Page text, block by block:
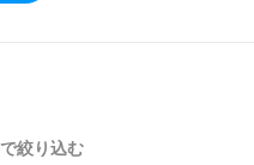
絞り込む